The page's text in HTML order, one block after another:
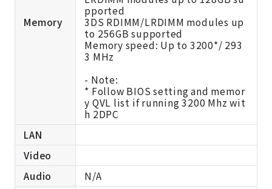
Memory
pported
3DS RDIMM/LRDIMM modules up
to 256GB supported
Memory speed: Up to 3200*/ 293
3 MHz
- Note:
* Follow BIOS setting and memor
y QVL list if running 3200 Mhz wit
h 2DPC
LAN
Video
Audio
N/A